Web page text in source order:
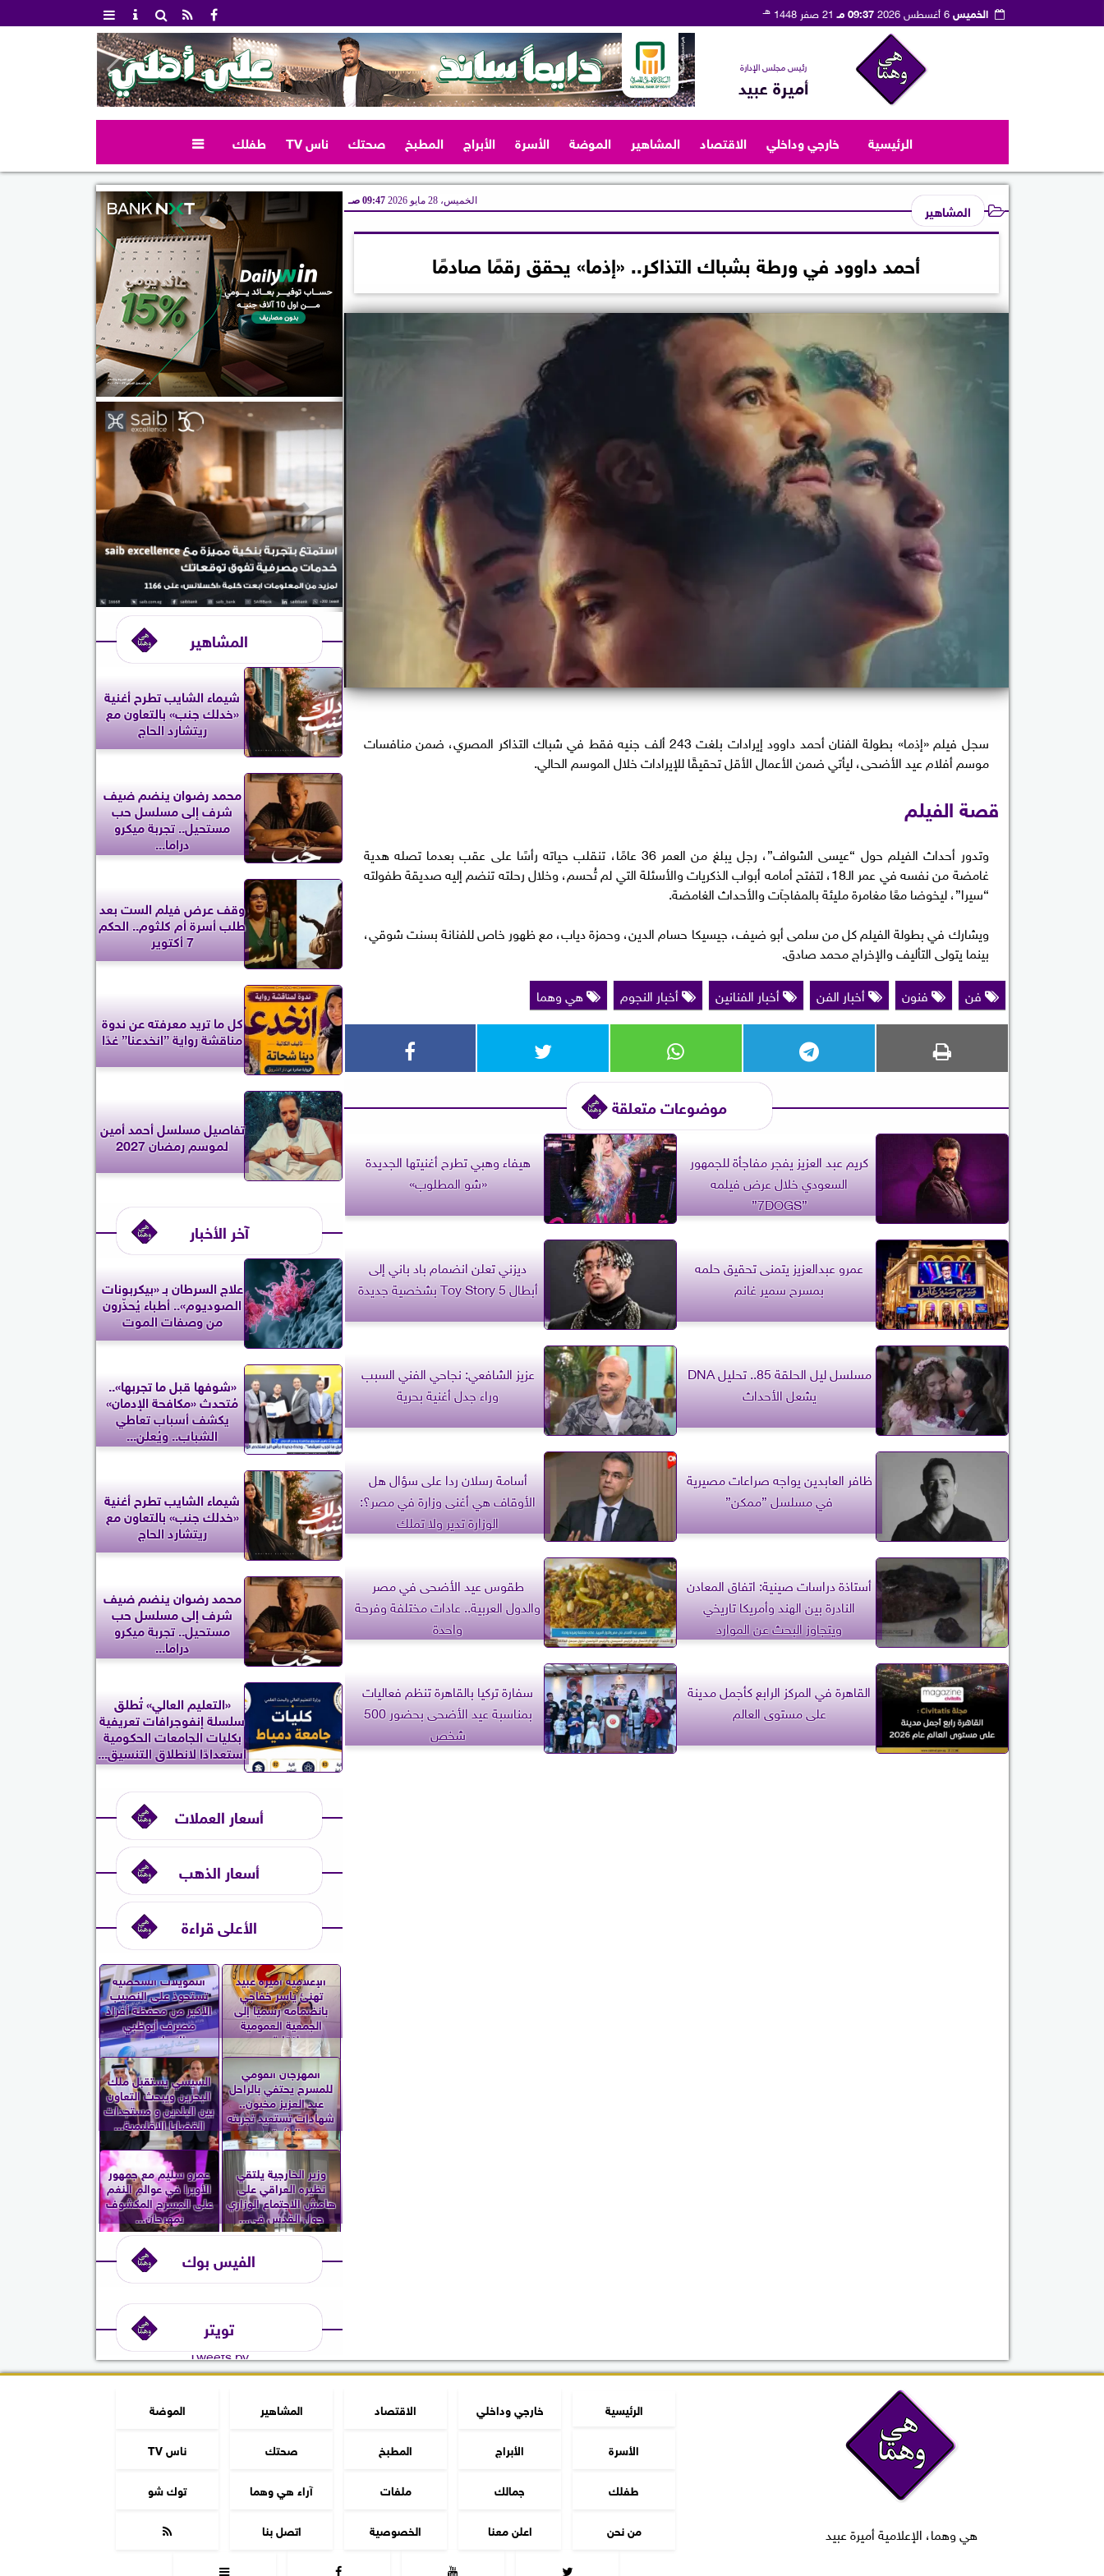
الخميس6 أغسطس 2026 09:37 مـ 21 صفر 1448 هـ
رئيس مجلس الإدارة
أميرة عبيد
الرئيسية خارجي وداخلي الاقتصاد المشاهير الموضة الأسرة الأبراج المطبخ صحتك ناس TV طفلك 
المشاهير الخميس، 28 مايو 2026 09:47 صـ
أحمد داوود في ورطة بشباك التذاكر.. «إذما» يحقق رقمًا صادمًا
سجل فيلم «إذما» بطولة الفنان أحمد داوود إيرادات بلغت 243 ألف جنيه فقط في شباك التذاكر المصري، ضمن منافسات
موسم أفلام عيد الأضحى، ليأتي ضمن الأعمال الأقل تحقيقًا للإيرادات خلال الموسم الحالي.
قصة الفيلم
وتدور أحداث الفيلم حول “عيسى الشواف”، رجل يبلغ من العمر 36 عامًا، تنقلب حياته رأسًا على عقب بعدما تصله هدية
غامضة من نفسه في عمر الـ18، لتفتح أمامه أبواب الذكريات والأسئلة التي لم تُحسم، وخلال رحلته تنضم إليه صديقة طفولته
“سيرا”، ليخوضا معًا مغامرة مليئة بالمفاجآت والأحداث الغامضة.
ويشارك في بطولة الفيلم كل من سلمى أبو ضيف، جيسيكا حسام الدين، وحمزة دياب، مع ظهور خاص للفنانة بسنت شوقي،
بينما يتولى التأليف والإخراج محمد صادق.
فن
فنون أخبار الفن أخبار الفنانين أخبار النجوم هي وهما
موضوعات متعلقة
كريم عبد العزيز يفجر مفاجأة للجمهور
السعودي خلال عرض فيلمه
”7DOGS”
هيفاء وهبي تطرح أغنيتها الجديدة
«شو المطلوب»
عمرو عبدالعزيز يتمنى تحقيق حلمه
بمسرح سمير غانم
ديزني تعلن انضمام باد باني إلى
أبطال Toy Story 5 بشخصية جديدة
مسلسل ليل الحلقة 85.. تحليل DNA
يشعل الأحداث
عزيز الشافعي: نجاحي الفني السبب
وراء جدل أغنية بحرية
ظافر العابدين يواجه صراعات مصيرية
في مسلسل ”ممكن”
أسامة رسلان ردا على سؤال هل
الأوقاف هي أغنى وزارة في مصر؟:
الوزارة تدير ولا تملك
أستاذة دراسات صينية: اتفاق المعادن
النادرة بين الهند وأمريكا تاريخي
ويتجاوز البحث عن الموارد
طقوس عيد الأضحى في مصر
والدول العربية.. عادات مختلفة وفرحة
واحدة
القاهرة في المركز الرابع كأجمل مدينة
على مستوى العالم
سفارة تركيا بالقاهرة تنظم فعاليات
بمناسبة عيد الأضحى بحضور 500
شخص
المشاهير
شيماء الشايب تطرح أغنية
«خدلك جنب» بالتعاون مع
ريتشارد الحاج
محمد رضوان ينضم ضيف
شرف إلى مسلسل حب
مستحيل.. تجربة ميكرو
دراما...
وقف عرض فيلم الست بعد
طلب أسرة أم كلثوم.. الحكم
7 أكتوير
كل ما تريد معرفته عن ندوة
مناقشة رواية ”انخدعنا” غدًا
تفاصيل مسلسل أحمد أمين
لموسم رمضان 2027
آخر الأخبار
علاج السرطان بـ «بيكربونات
الصوديوم».. أطباء يُحذّرون
من وصفات الموت
«شوفها قبل ما تجربها»..
مُتحدث «مكافحة الإدمان»
يكشف أسباب تعاطي
الشباب.. ويُعلن...
شيماء الشايب تطرح أغنية
«خدلك جنب» بالتعاون مع
ريتشارد الحاج
محمد رضوان ينضم ضيف
شرف إلى مسلسل حب
مستحيل.. تجربة ميكرو
دراما...
«التعليم العالي» تُطلق
سلسلة إنفوجرافات تعريفية
بكليات الجامعات الحكومية
استعدادًا لانطلاق التنسيق...
أسعار العملات
أسعار الذهب
الأعلى قراءة
الإعلامية أميرة عبيد
تهنئ ياسر خفاجي
بانضمامه رسميًا إلى
الجمعية العمومية
لنقابة...
التمويلات الشخصية
تستحوذ على النصيب
الأكبر من محفظة أفراد
مصرف أبوظبي
الإسلامي...
المهرجان القومي
للمسرح يحتفي بالراحل
عبد العزيز مخيون..
شهادات تستعيد تجربته
الرائدة...
السيسي يستقبل ملك
البحرين ويبحث التعاون
بين البلدين و مستجدات
القضايا الإقليمية...
وزير الخارجية يلتقي
نظيره العراقي على
هامش الاجتماع الوزاري
حول القدس في...
عمرو سليم مع جمهور
الأوبرا في عوالم النغم
على المسرح المكشوف
بمهرجان...
الفيس بوك
تويتر
Tweets by
هي وهما، الإعلامية أميرة عبيد
الرئيسية خارجي وداخلي الاقتصاد المشاهير
الموضة
الأسرة
الأبراج المطبخ صحتك
ناس TV
طفلك
جمالك ملفات آراء هي وهما
توك شو
من نحن
اعلن معنا الخصوصية اتصل بنا




